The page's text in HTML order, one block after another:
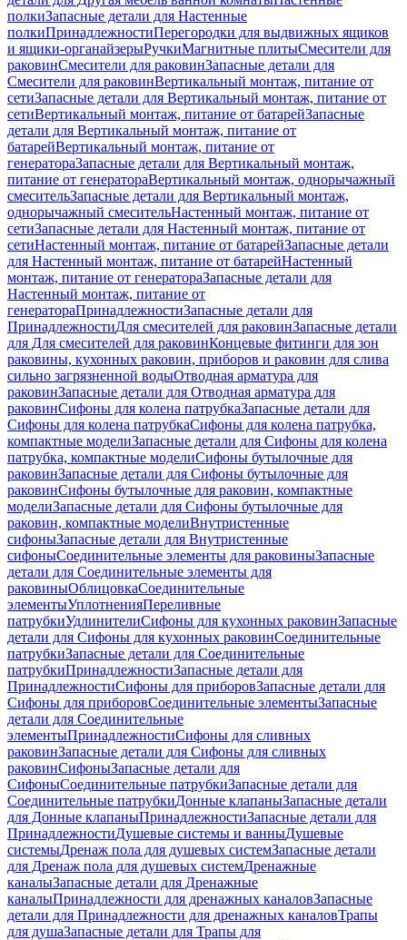
полкиЗапасные детали для Настенные
полкиПринадлежностиПерегородки для выдвижных ящиков
и ящики-органайзерыРучкиМагнитные плитыСмесители для
раковинСмесители для раковинЗапасные детали для
Смесители для раковинВертикальный монтаж, питание от
сетиЗапасные детали для Вертикальный монтаж, питание от
сетиВертикальный монтаж, питание от батарейЗапасные
детали для Вертикальный монтаж, питание от
батарейВертикальный монтаж, питание от
генератораЗапасные детали для Вертикальный монтаж,
питание от генератораВертикальный монтаж, однорычажный
смесительЗапасные детали для Вертикальный монтаж,
однорычажный смесительНастенный монтаж, питание от
сетиЗапасные детали для Настенный монтаж, питание от
сетиНастенный монтаж, питание от батарейЗапасные детали
для Настенный монтаж, питание от батарейНастенный
монтаж, питание от генератораЗапасные детали для
Настенный монтаж, питание от
генератораПринадлежностиЗапасные детали для
ПринадлежностиДля смесителей для раковинЗапасные детали
для Для смесителей для раковинКонцевые фитинги для зон
раковины, кухонных раковин, приборов и раковин для слива
сильно загрязненной водыОтводная арматура для
раковинЗапасные детали для Отводная арматура для
раковинСифоны для колена патрубкаЗапасные детали для
Сифоны для колена патрубкаСифоны для колена патрубка,
компактные моделиЗапасные детали для Сифоны для колена
патрубка, компактные моделиСифоны бутылочные для
раковинЗапасные детали для Сифоны бутылочные для
раковинСифоны бутылочные для раковин, компактные
моделиЗапасные детали для Сифоны бутылочные для
раковин, компактные моделиВнутристенные
сифоныЗапасные детали для Внутристенные
сифоныСоединительные элементы для раковиныЗапасные
детали для Соединительные элементы для
раковиныОблицовкаСоединительные
элементыУплотненияПереливные
патрубкиУдлинителиСифоны для кухонных раковинЗапасные
детали для Сифоны для кухонных раковинСоединительные
патрубкиЗапасные детали для Соединительные
патрубкиПринадлежностиЗапасные детали для
ПринадлежностиСифоны для приборовЗапасные детали для
Сифоны для приборовСоединительные элементыЗапасные
детали для Соединительные
элементыПринадлежностиСифоны для сливных
раковинЗапасные детали для Сифоны для сливных
раковинСифоныЗапасные детали для
СифоныСоединительные патрубкиЗапасные детали для
Соединительные патрубкиДонные клапаныЗапасные детали
для Донные клапаныПринадлежностиЗапасные детали для
ПринадлежностиДушевые системы и ванныДушевые
системыДренаж пола для душевых системЗапасные детали
для Дренаж пола для душевых системДренажные
каналыЗапасные детали для Дренажные
каналыПринадлежности для дренажных каналовЗапасные
детали для Принадлежности для дренажных каналовТрапы
для душаЗапасные детали для Трапы для